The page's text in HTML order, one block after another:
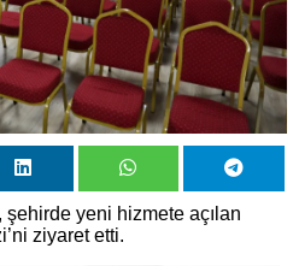
yeni hizmete açılan
ziyaret etti.